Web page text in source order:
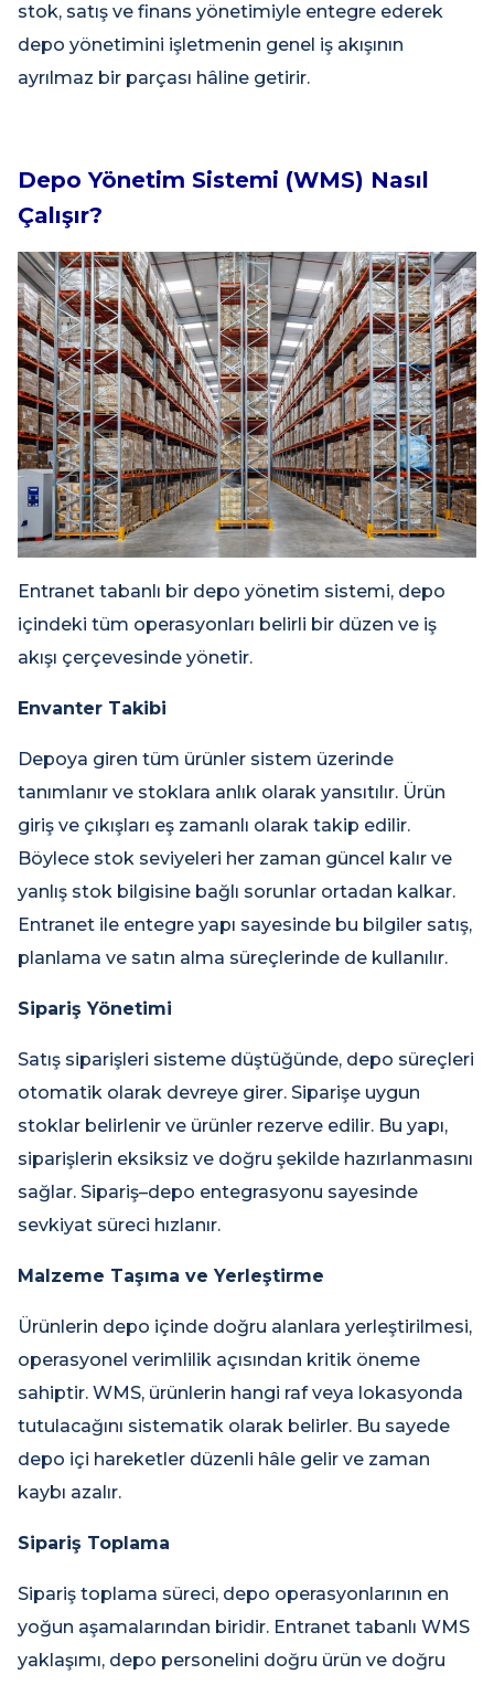
stok, satış ve finans yönetimiyle entegre ederek
depo yönetimini işletmenin genel iş akışının
ayrılmaz bir parçası hâline getirir.
Depo Yönetim Sistemi (WMS) Nasıl
Çalışır?
Entranet tabanlı bir depo yönetim sistemi, depo
içindeki tüm operasyonları belirli bir düzen ve iş
akışı çerçevesinde yönetir.
Envanter Takibi
Depoya giren tüm ürünler sistem üzerinde
tanımlanır ve stoklara anlık olarak yansıtılır. Ürün
giriş ve çıkışları eş zamanlı olarak takip edilir.
Böylece stok seviyeleri her zaman güncel kalır ve
yanlış stok bilgisine bağlı sorunlar ortadan kalkar.
Entranet ile entegre yapı sayesinde bu bilgiler satış,
planlama ve satın alma süreçlerinde de kullanılır.
Sipariş Yönetimi
Satış siparişleri sisteme düştüğünde, depo süreçleri
otomatik olarak devreye girer. Siparişe uygun
stoklar belirlenir ve ürünler rezerve edilir. Bu yapı,
siparişlerin eksiksiz ve doğru şekilde hazırlanmasını
sağlar. Sipariş–depo entegrasyonu sayesinde
sevkiyat süreci hızlanır.
Malzeme Taşıma ve Yerleştirme
Ürünlerin depo içinde doğru alanlara yerleştirilmesi,
operasyonel verimlilik açısından kritik öneme
sahiptir. WMS, ürünlerin hangi raf veya lokasyonda
tutulacağını sistematik olarak belirler. Bu sayede
depo içi hareketler düzenli hâle gelir ve zaman
kaybı azalır.
Sipariş Toplama
Sipariş toplama süreci, depo operasyonlarının en
yoğun aşamalarından biridir. Entranet tabanlı WMS
yaklaşımı, depo personelini doğru ürün ve doğru